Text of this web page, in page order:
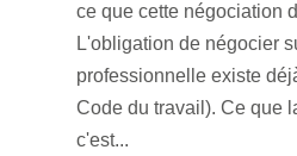
ce que cette négociation
L'obligation de négocier
professionnelle existe
Code du travail). Ce que
c'est...